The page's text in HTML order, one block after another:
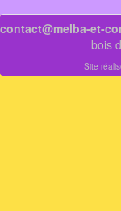
contact@melba-et-
bois
Site